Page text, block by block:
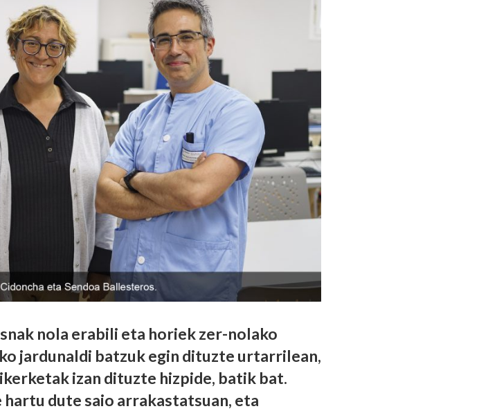
nola erabili eta horiek zer-nolako
jardunaldi batzuk egin dituzte urtarrilean,
izan dituzte hizpide, batik bat.
dute saio arrakastatsuan, eta